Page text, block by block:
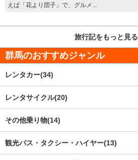
えば「花より団子」で、グルメ...
旅行記をもっと見る
群馬のおすすめジャンル
レンタカー(34)
レンタサイクル(20)
その他乗り物(14)
観光バス・タクシー・ハイヤー(13)